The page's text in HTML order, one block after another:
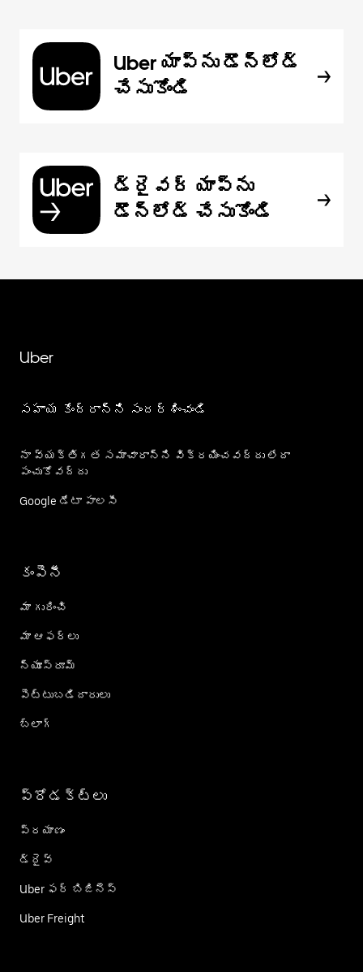
Uber యాప్‌ను డౌన్‌లోడ్
చేసుకోండి
డ్రైవర్ యాప్‌ను
డౌన్‌లోడ్ చేసుకోండి
Uber
సహాయ కేంద్రాన్ని సందర్శించండి
నా వ్యక్తిగత సమాచారాన్ని విక్రయించవద్దు లేదా
పంచుకోవద్దు
Google డేటా పాలసీ
కంపెనీ
మా గురించి
మా ఆఫర్లు
న్యూస్‌రూమ్
పెట్టుబడిదారులు
బ్లాగ్
ప్రోడక్ట్؜లు
ప్రయాణం
డ్రైవ్
Uber ఫర్ బిజినెస్
Uber Freight